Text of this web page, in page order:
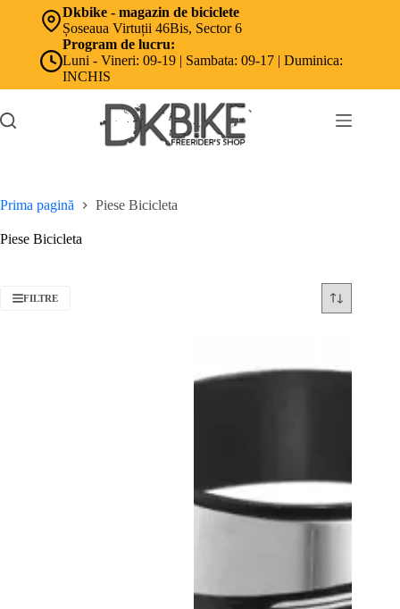
Dkbike - magazin de biciclete
Șoseaua Virtuții 46Bis, Sector 6
Program de lucru:
Luni - Vineri: 09-19 | Sambata: 09-17 | Duminica:
INCHIS
Prima pagină Piese Bicicleta
Piese Bicicleta
FILTRE